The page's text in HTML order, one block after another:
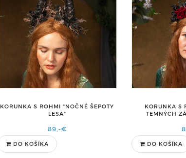
KORUNKA S ROHMI "NOČNÉ ŠEPOTY
LESA"
89,-€
DO KOŠÍKA
KORUNKA S
TEMNÝCH
DO KOŠÍKA